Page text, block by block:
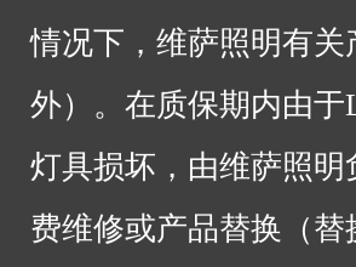
情况下，维萨照明有
外）。在质保期内由
灯具损坏，由维萨照
费维修或产品替换（